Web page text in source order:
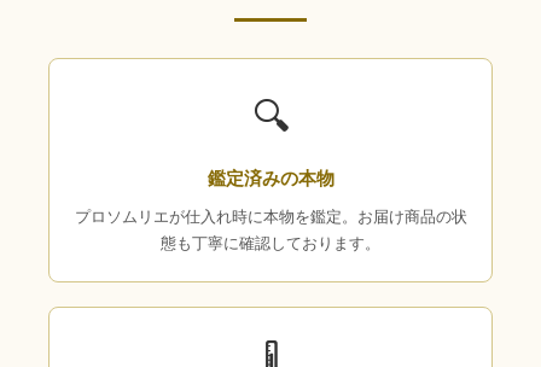
🔍
鑑定済みの本物
プロソムリエが仕入れ時に本物を鑑定。お届け商品の状
態も丁寧に確認しております。